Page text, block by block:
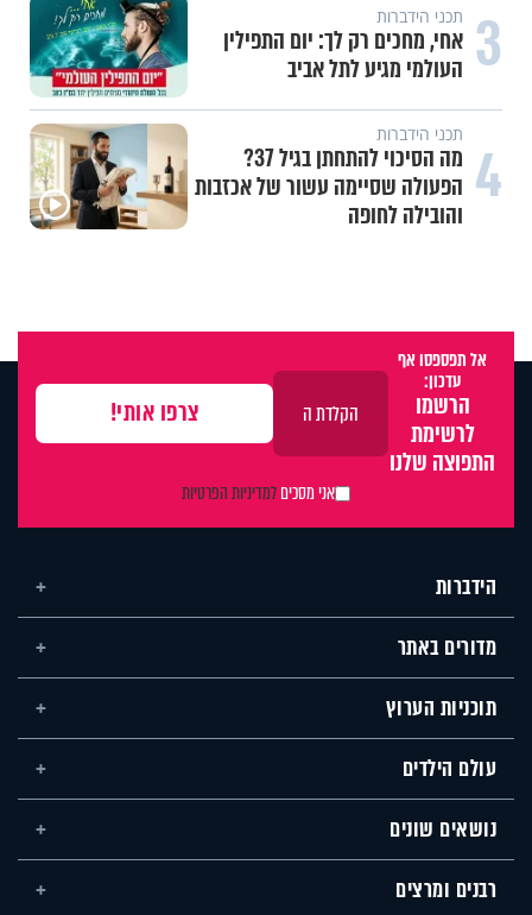
3 תכני הידברות
אחי, מחכים רק לך: יום התפילין
העולמי מגיע לתל אביב
4 תכני הידברות
מה הסיכוי להתחתן בגיל 37?
הפעולה שסיימה עשור של אכזבות
והובילה לחופה
אל תפספסו אף
עדכון:
הרשמו
לרשימת
התפוצה שלנו
אני מסכיםלמדיניות הפרטיות
הידברות
מדורים באתר
תוכניות הערוץ
עולם הילדים
נושאים שונים
רבנים ומרצים